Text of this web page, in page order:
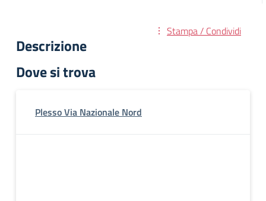
Stampa / Condividi
Descrizione
Dove si trova
Plesso Via Nazionale Nord